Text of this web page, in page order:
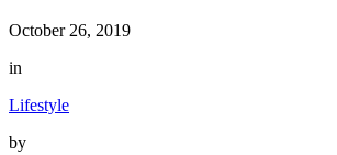
October 26, 2019
in
Lifestyle
by